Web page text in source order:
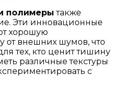
полимеры также
Эти инновационные
хорошую
от внешних шумов, что
тех, кто ценит тишину
различные текстуры
с